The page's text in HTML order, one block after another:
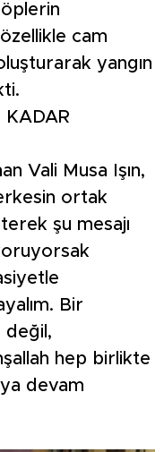
cam
yangın
KADAR
Vali Musa Işın,
ortak
şu mesajı
Bir
değil,
hep birlikte
devam